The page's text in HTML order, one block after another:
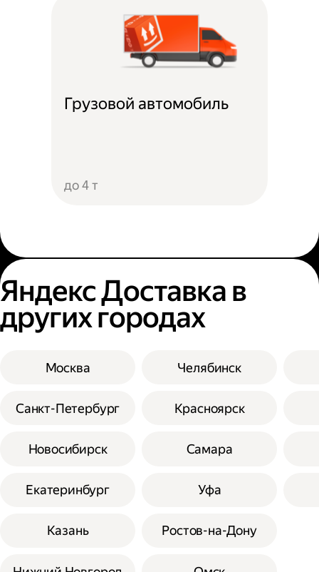
Грузовой автомобиль
до 4 т
Яндекс Доставка в
других городах
Москва
Санкт-Петербург
Новосибирск
Екатеринбург
Казань
Челябинск
Красноярск
Самара
Уфа
Ростов-на-Дону